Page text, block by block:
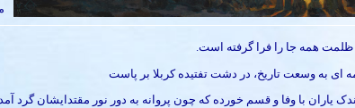
همه جا را فرا گرفته است.
ای به وسعت تاریخ، در دشت تفتیده کربلا بر پاست
یاران با وفا و قسم خورده که چون پروانه به دور نور مقتدایشان گرد